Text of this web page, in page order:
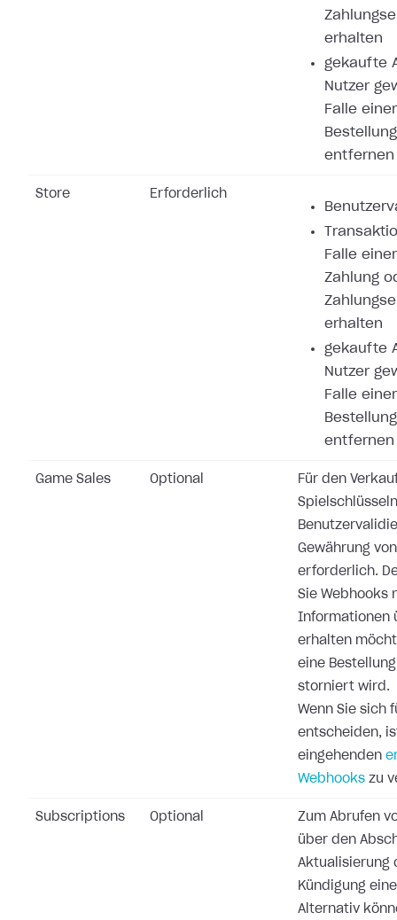
erhalten
gekaufte
Nutzer
Falle
entfernen
Store Erforderlich
Falle
Zahlung
erhalten
gekaufte
Nutzer
Falle
entfernen
Game Sales Optional
Für den
Gewährung
erforderlich.
Sie Webhooks
Informationen
erhalten
eine
storniert wird.
Wenn Sie sich
entscheiden,
eingehenden
Webhooks zu
Subscriptions Optional
Zum Abrufen
über den
Aktualisierung
Kündigung
Alternativ